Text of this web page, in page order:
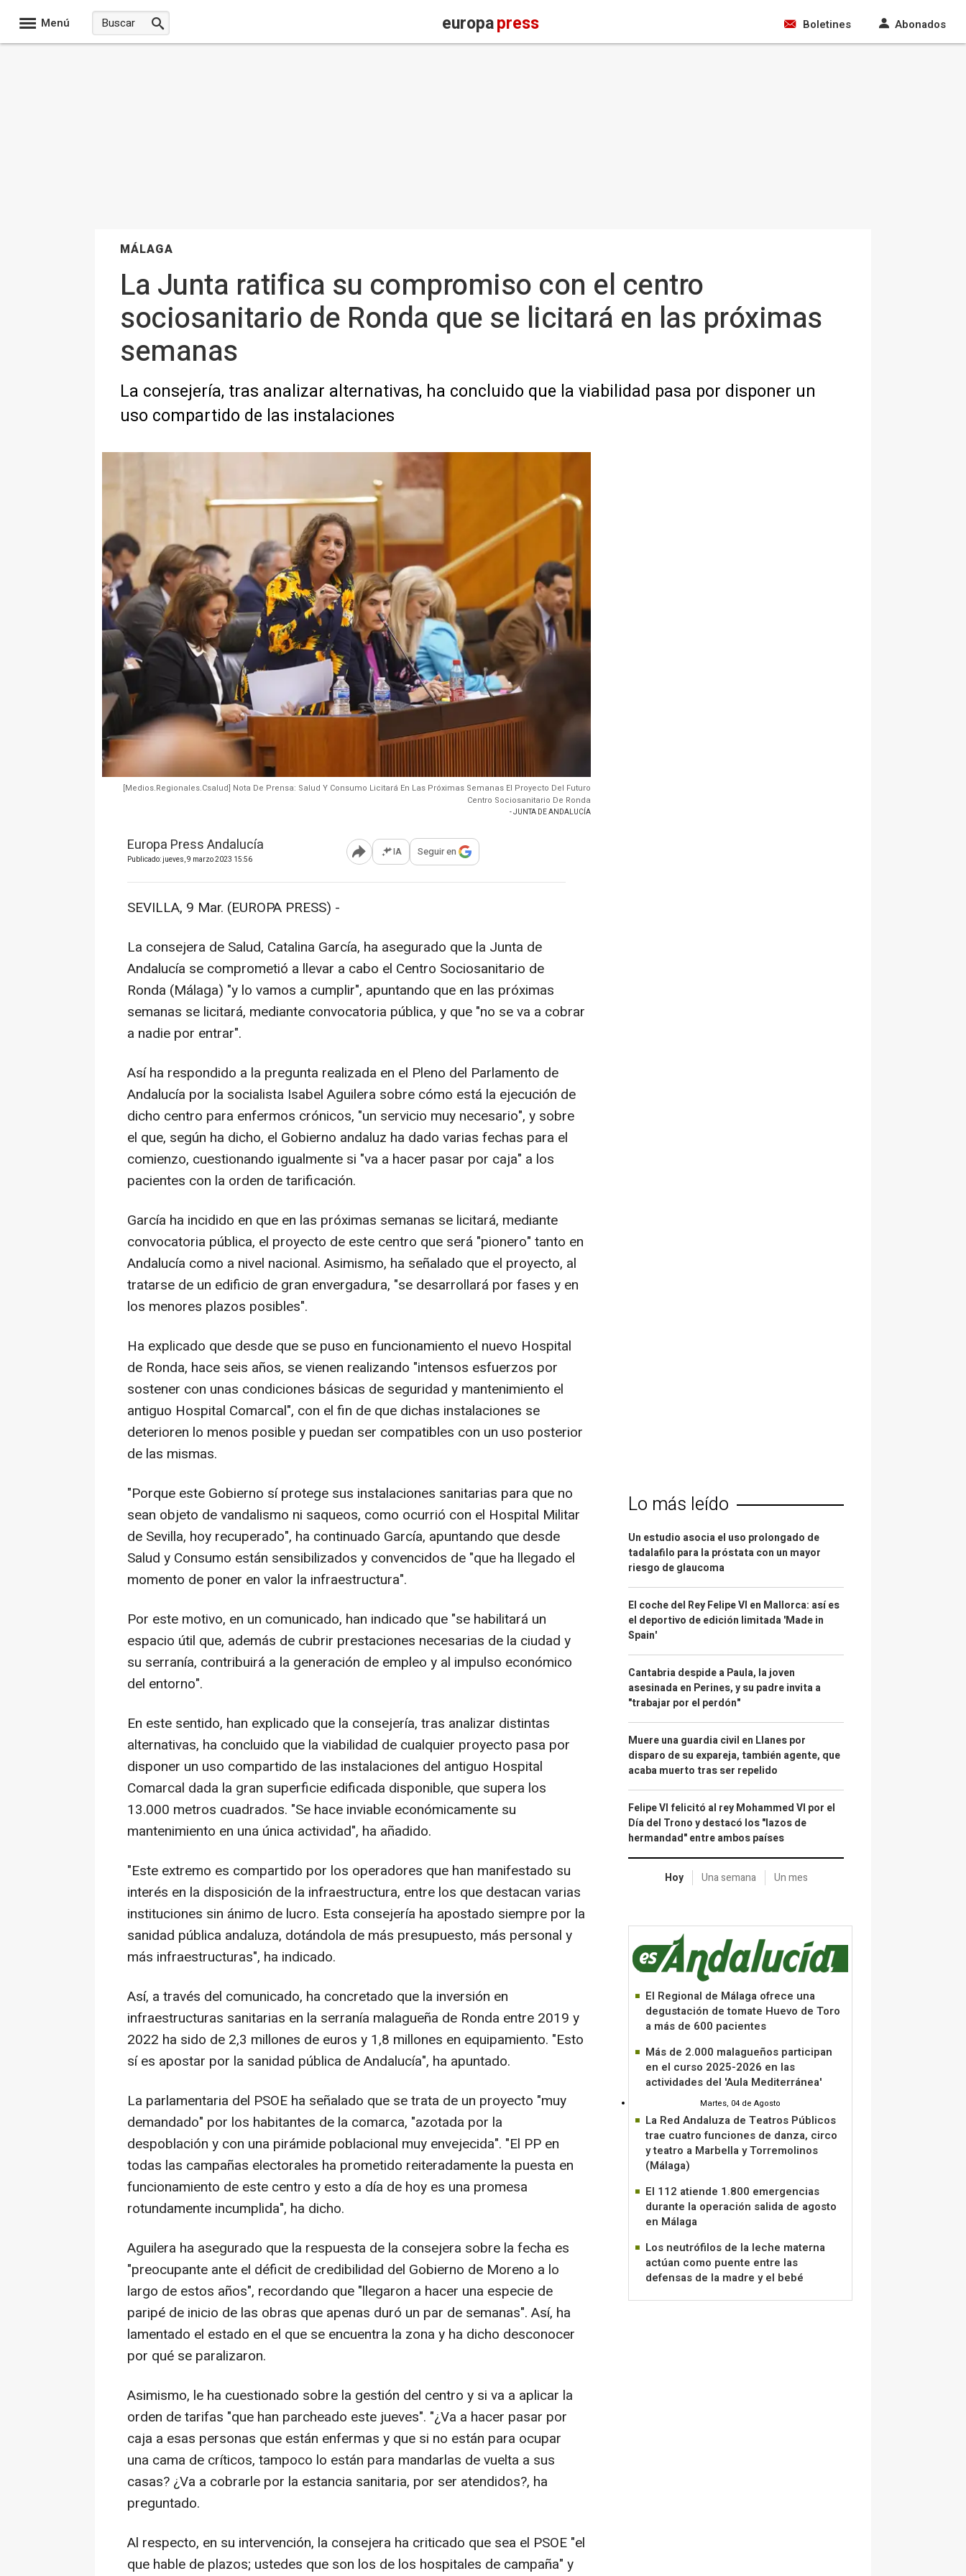
Menú europapress Boletines Abonados
MÁLAGA
La Junta ratifica su compromiso con el centro
sociosanitario de Ronda que se licitará en las próximas
semanas
La consejería, tras analizar alternativas, ha concluido que la viabilidad pasa por disponer un
uso compartido de las instalaciones
[Medios.Regionales.Csalud] Nota De Prensa: Salud Y Consumo Licitará En Las Próximas Semanas El Proyecto Del Futuro
Centro Sociosanitario De Ronda
- JUNTA DE ANDALUCÍA
Europa Press Andalucía
Publicado: jueves, 9 marzo 2023 15:56 Abrir opciones para compartir
IA Seguir en
SEVILLA, 9 Mar. (EUROPA PRESS) -
La consejera de Salud, Catalina García, ha asegurado que la Junta de
Andalucía se comprometió a llevar a cabo el Centro Sociosanitario de
Ronda (Málaga) "y lo vamos a cumplir", apuntando que en las próximas
semanas se licitará, mediante convocatoria pública, y que "no se va a cobrar
a nadie por entrar".
Así ha respondido a la pregunta realizada en el Pleno del Parlamento de
Andalucía por la socialista Isabel Aguilera sobre cómo está la ejecución de
dicho centro para enfermos crónicos, "un servicio muy necesario", y sobre
el que, según ha dicho, el Gobierno andaluz ha dado varias fechas para el
comienzo, cuestionando igualmente si "va a hacer pasar por caja" a los
pacientes con la orden de tarificación.
García ha incidido en que en las próximas semanas se licitará, mediante
convocatoria pública, el proyecto de este centro que será "pionero" tanto en
Andalucía como a nivel nacional. Asimismo, ha señalado que el proyecto, al
tratarse de un edificio de gran envergadura, "se desarrollará por fases y en
los menores plazos posibles".
Ha explicado que desde que se puso en funcionamiento el nuevo Hospital
de Ronda, hace seis años, se vienen realizando "intensos esfuerzos por
sostener con unas condiciones básicas de seguridad y mantenimiento el
antiguo Hospital Comarcal", con el fin de que dichas instalaciones se
deterioren lo menos posible y puedan ser compatibles con un uso posterior
de las mismas.
"Porque este Gobierno sí protege sus instalaciones sanitarias para que no
sean objeto de vandalismo ni saqueos, como ocurrió con el Hospital Militar
de Sevilla, hoy recuperado", ha continuado García, apuntando que desde
Salud y Consumo están sensibilizados y convencidos de "que ha llegado el
momento de poner en valor la infraestructura".
Por este motivo, en un comunicado, han indicado que "se habilitará un
espacio útil que, además de cubrir prestaciones necesarias de la ciudad y
su serranía, contribuirá a la generación de empleo y al impulso económico
del entorno".
En este sentido, han explicado que la consejería, tras analizar distintas
alternativas, ha concluido que la viabilidad de cualquier proyecto pasa por
disponer un uso compartido de las instalaciones del antiguo Hospital
Comarcal dada la gran superficie edificada disponible, que supera los
13.000 metros cuadrados. "Se hace inviable económicamente su
mantenimiento en una única actividad", ha añadido.
"Este extremo es compartido por los operadores que han manifestado su
interés en la disposición de la infraestructura, entre los que destacan varias
instituciones sin ánimo de lucro. Esta consejería ha apostado siempre por la
sanidad pública andaluza, dotándola de más presupuesto, más personal y
más infraestructuras", ha indicado.
Así, a través del comunicado, ha concretado que la inversión en
infraestructuras sanitarias en la serranía malagueña de Ronda entre 2019 y
2022 ha sido de 2,3 millones de euros y 1,8 millones en equipamiento. "Esto
sí es apostar por la sanidad pública de Andalucía", ha apuntado.
La parlamentaria del PSOE ha señalado que se trata de un proyecto "muy
demandado" por los habitantes de la comarca, "azotada por la
despoblación y con una pirámide poblacional muy envejecida". "El PP en
todas las campañas electorales ha prometido reiteradamente la puesta en
funcionamiento de este centro y esto a día de hoy es una promesa
rotundamente incumplida", ha dicho.
Aguilera ha asegurado que la respuesta de la consejera sobre la fecha es
"preocupante ante el déficit de credibilidad del Gobierno de Moreno a lo
largo de estos años", recordando que "llegaron a hacer una especie de
paripé de inicio de las obras que apenas duró un par de semanas". Así, ha
lamentado el estado en el que se encuentra la zona y ha dicho desconocer
por qué se paralizaron.
Asimismo, le ha cuestionado sobre la gestión del centro y si va a aplicar la
orden de tarifas "que han parcheado este jueves". "¿Va a hacer pasar por
caja a esas personas que están enfermas y que si no están para ocupar
una cama de críticos, tampoco lo están para mandarlas de vuelta a sus
casas? ¿Va a cobrarle por la estancia sanitaria, por ser atendidos?, ha
preguntado.
Al respecto, en su intervención, la consejera ha criticado que sea el PSOE "el
que hable de plazos; ustedes que son los de los hospitales de campaña" y
Lo más leído
Un estudio asocia el uso prolongado de
tadalafilo para la próstata con un mayor
riesgo de glaucoma
El coche del Rey Felipe VI en Mallorca: así es
el deportivo de edición limitada 'Made in
Spain'
Cantabria despide a Paula, la joven
asesinada en Perines, y su padre invita a
"trabajar por el perdón"
Muere una guardia civil en Llanes por
disparo de su expareja, también agente, que
acaba muerto tras ser repelido
Felipe VI felicitó al rey Mohammed VI por el
Día del Trono y destacó los "lazos de
hermandad" entre ambos países
Hoy Una semana Un mes
El Regional de Málaga ofrece una
degustación de tomate Huevo de Toro
a más de 600 pacientes
Más de 2.000 malagueños participan
en el curso 2025-2026 en las
actividades del 'Aula Mediterránea'
Martes, 04 de Agosto
La Red Andaluza de Teatros Públicos
trae cuatro funciones de danza, circo
y teatro a Marbella y Torremolinos
(Málaga)
El 112 atiende 1.800 emergencias
durante la operación salida de agosto
en Málaga
Los neutrófilos de la leche materna
actúan como puente entre las
defensas de la madre y el bebé